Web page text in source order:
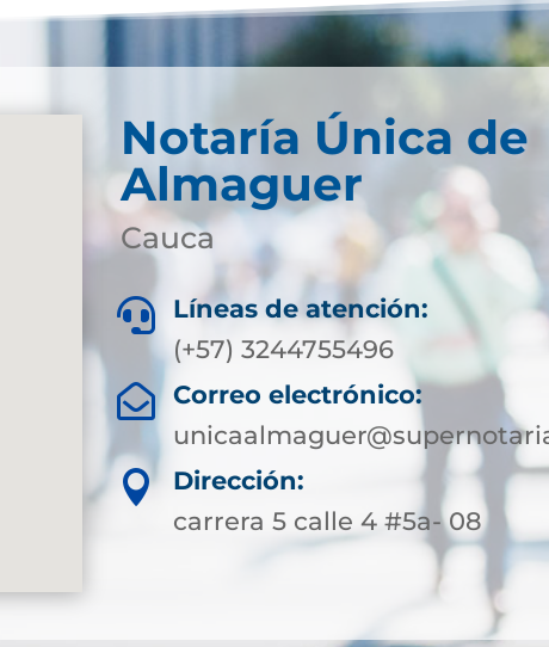
Notaría Única de
Almaguer
Cauca

Líneas de atención:
(+57) 3244755496

Correo electrónico:

Dirección:
carrera 5 calle 4 #5a- 08